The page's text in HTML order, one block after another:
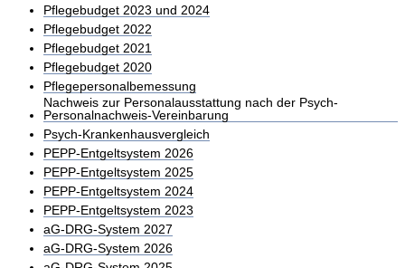
Pflegebudget 2023 und 2024
Pflegebudget 2022
Pflegebudget 2021
Pflegebudget 2020
Pflegepersonalbemessung
Nachweis zur Personalausstattung nach der Psych-
Personalnachweis-Vereinbarung
Psych-Krankenhausvergleich
PEPP-Entgeltsystem 2026
PEPP-Entgeltsystem 2025
PEPP-Entgeltsystem 2024
PEPP-Entgeltsystem 2023
aG-DRG-System 2027
aG-DRG-System 2026